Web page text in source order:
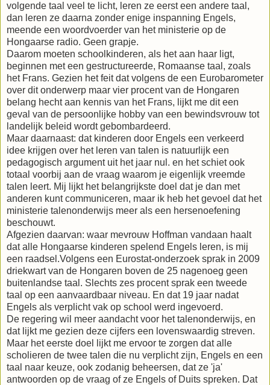
volgende taal veel te licht, leren ze eerst een andere taal,
dan leren ze daarna zonder enige inspanning Engels,
meende een woordvoerder van het ministerie op de
Hongaarse radio. Geen grapje.
Daarom moeten schoolkinderen, als het aan haar ligt,
beginnen met een gestructureerde, Romaanse taal, zoals
het Frans. Gezien het feit dat volgens de een Eurobarometer
over dit onderwerp maar vier procent van de Hongaren
belang hecht aan kennis van het Frans, lijkt me dit een
geval van de persoonlijke hobby van een bewindsvrouw tot
landelijk beleid wordt gebombardeerd.
Maar daarnaast: dat kinderen door Engels een verkeerd
idee krijgen over het leren van talen is natuurlijk een
pedagogisch argument uit het jaar nul. en het schiet ook
totaal voorbij aan de vraag waarom je eigenlijk vreemde
talen leert. Mij lijkt het belangrijkste doel dat je dan met
anderen kunt communiceren, maar ik heb het gevoel dat het
ministerie talenonderwijs meer als een hersenoefening
beschouwt.
Afgezien daarvan: waar mevrouw Hoffman vandaan haalt
dat alle Hongaarse kinderen spelend Engels leren, is mij
een raadsel.Volgens een Eurostat-onderzoek sprak in 2009
driekwart van de Hongaren boven de 25 nagenoeg geen
buitenlandse taal. Slechts zes procent sprak een tweede
taal op een aanvaardbaar niveau. En dat 19 jaar nadat
Engels als verplicht vak op school werd ingevoerd.
De regering wil meer aandacht voor het talenonderwijs, en
dat lijkt me gezien deze cijfers een lovenswaardig streven.
Maar het eerste doel lijkt me ervoor te zorgen dat alle
scholieren de twee talen die nu verplicht zijn, Engels en een
taal naar keuze, ook zodanig beheersen, dat ze 'ja'
antwoorden op de vraag of ze Engels of Duits spreken. Dat